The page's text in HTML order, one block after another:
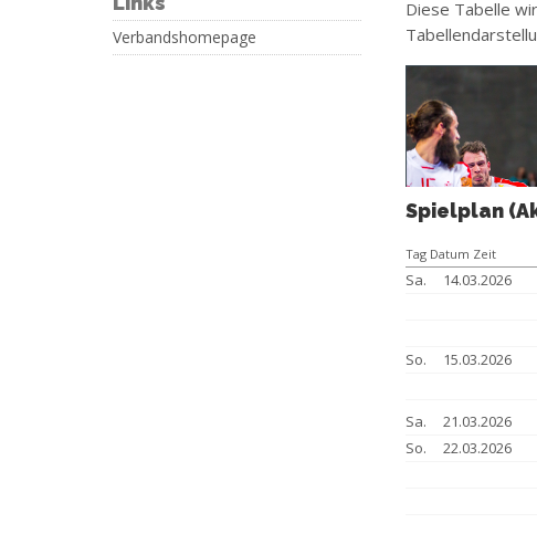
Verbandshomepage
Diese Tabelle
Spielplan
Tag Datum Zeit
Sa. 14.03.2026
So.
15.03.2026
Sa.
21.03.2026
So.
22.03.2026